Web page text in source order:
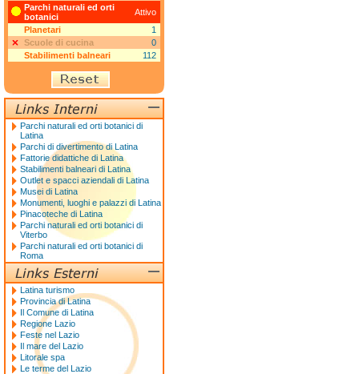
Parchi naturali ed orti
botanici
Attivo
Planetari
1
Scuole di cucina
0
Stabilimenti balneari
112
Parchi naturali ed orti botanici di
Latina
Parchi di divertimento di Latina
Fattorie didattiche di Latina
Stabilimenti balneari di Latina
Outlet e spacci aziendali di Latina
Musei di Latina
Monumenti, luoghi e palazzi di Latina
Pinacoteche di Latina
Parchi naturali ed orti botanici di
Viterbo
Parchi naturali ed orti botanici di
Roma
Latina turismo
Provincia di Latina
Il Comune di Latina
Regione Lazio
Feste nel Lazio
Il mare del Lazio
Litorale spa
Le terme del Lazio